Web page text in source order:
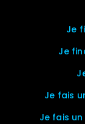
Je
Je
Je fais
Je fais